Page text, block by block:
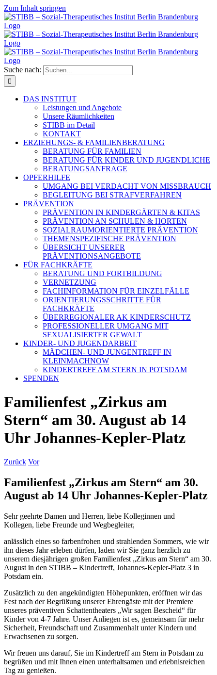
Zum Inhalt springen
Suche nach:
DAS INSTITUT
Leistungen und Angebote
Unsere Räumlichkeiten
STIBB im Detail
KONTAKT
ERZIEHUNGS- & FAMILIENBERATUNG
BERATUNG FÜR FAMILIEN
BERATUNG FÜR KINDER UND JUGENDLICHE
BERATUNGSANFRAGE
OPFERHILFE
UMGANG BEI VERDACHT VON MISSBRAUCH
BEGLEITUNG BEI STRAFVERFAHREN
PRÄVENTION
PRÄVENTION IN KINDERGÄRTEN & KITAS
PRÄVENTION AN SCHULEN & HORTEN
SOZIALRAUMORIENTIERTE PRÄVENTION
THEMENSPEZIFISCHE PRÄVENTION
ÜBERSICHT UNSERER
PRÄVENTIONSANGEBOTE
FÜR FACHKRÄFTE
BERATUNG UND FORTBILDUNG
VERNETZUNG
FACHINFORMATION FÜR EINZELFÄLLE
ORIENTIERUNGSSCHRITTE FÜR
FACHKRÄFTE
ÜBERREGIONALER AK KINDERSCHUTZ
PROFESSIONELLER UMGANG MIT
SEXUALISIERTER GEWALT
KINDER- UND JUGENDARBEIT
MÄDCHEN- UND JUNGENTREFF IN
KLEINMACHNOW
KINDERTREFF AM STERN IN POTSDAM
SPENDEN
Familienfest „Zirkus am
Stern“ am 30. August ab 14
Uhr Johannes-Kepler-Platz
Zurück Vor
Familienfest „Zirkus am Stern“ am 30.
August ab 14 Uhr Johannes-Kepler-Platz
Sehr geehrte Damen und Herren, liebe Kolleginnen und
Kollegen, liebe Freunde und Wegbegleiter,
anlässlich eines so farbenfrohen und strahlenden Sommers, wie wir
ihn dieses Jahr erleben dürfen, laden wir Sie ganz herzlich zu
unserem diesjährigen großen Familienfest „Zirkus am Stern“ am 30.
August in den STIBB – Kindertreff, Johannes-Kepler-Platz 3 in
Potsdam ein.
Zusätzlich zu den angekündigten Höhepunkten, eröffnen wir das
Fest nach der Begrüßung unserer Ehrengäste mit der Premiere
unseres präventiven Schattentheaters „Wir sagen Bescheid“ für
Kinder von 4-7 Jahre. Unser Anliegen ist es, gemeinsam für mehr
Sicherheit, Freundschaft und Zusammenhalt unter Kindern und
Erwachsenen zu sorgen.
Wir freuen uns darauf, Sie im Kindertreff am Stern in Potsdam zu
begrüßen und mit Ihnen einen unterhaltsamen und erlebnisreichen
Tag zu genießen.